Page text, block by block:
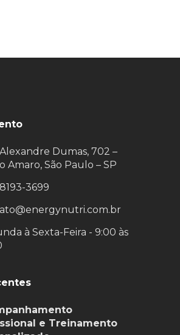
Dumas, 702 –
Amaro, São Paulo – SP
3699
à Sexta-Feira - 9:00 às
e Treinamento